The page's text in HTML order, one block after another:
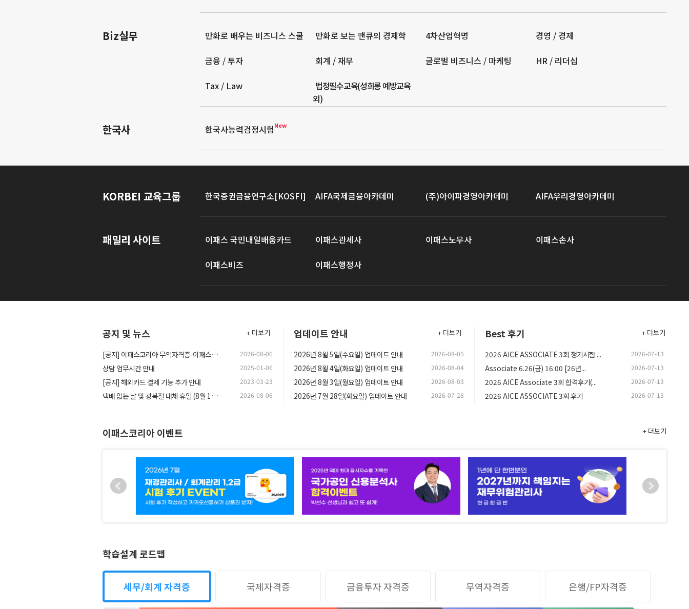
Biz실무 만화로 배우는 비즈니스 스쿨 만화로 보는 맨큐의 경제학 4차산업혁명 경영 / 경제
금융 / 투자 회계 / 재무 글로벌 비즈니스 / 마케팅 HR / 리더십
Tax / Law
법정필수교육(성희롱 예방교육
외)
한국사 한국사능력검정시험New
KORBEI 교육그룹 한국증권금융연구소[KOSFI] AIFA국제금융아카데미 (주)아이파경영아카데미 AIFA우리경영아카데미
패밀리 사이트 이패스 국민내일배움카드 이패스관세사 이패스노무사 이패스손사
이패스비즈 이패스행정사
공지 및 뉴스 + 더보기
[공지] 이패스코리아 무역자격증-이패스관세사 사이트... 2026-08-06
상담 업무시간 안내 2025-01-06
[공지] 해외카드 결제 기능 추가 안내 2023-03-23
택배 없는 날 및 광복절 대체 휴일 (8월 14일,... 2026-08-06
업데이트 안내 + 더보기
2026년 8월 5일(수요일) 업데이트 안내 2026-08-05
2026년 8월 4일(화요일) 업데이트 안내 2026-08-04
2026년 8월 3일(월요일) 업데이트 안내 2026-08-03
2026년 7월 28일(화요일) 업데이트 안내 2026-07-28
Best 후기 + 더보기
2026 AICE ASSOCIATE 3회 정기시험 ... 2026-07-13
Associate 6.26(금) 16:00 [26년... 2026-07-13
2026 AICE Associate 3회 합격후기(... 2026-07-13
2026 AICE ASSOCIATE 3회 후기 2026-07-13
이패스코리아 이벤트 + 더보기
학습설계 로드맵
세무/회계 자격증 국제자격증 금융투자 자격증 무역자격증 은행/FP자격증